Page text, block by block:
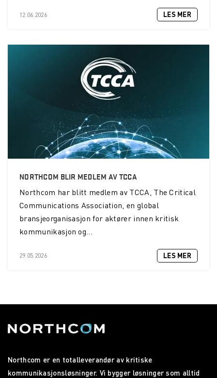
12.06.2026 LES MER
NORTHCOM BLIR MEDLEM AV TCCA
Northcom har blitt medlem av TCCA, The Critical
Communications Association, en global
bransjeorganisasjon for aktører innen kritisk
kommunikasjon og...
29.05.2026 LES MER
Northcom er en totalleverandør av kritiske
kommunikasjonsløsninger. Vi bygger løsninger som alltid